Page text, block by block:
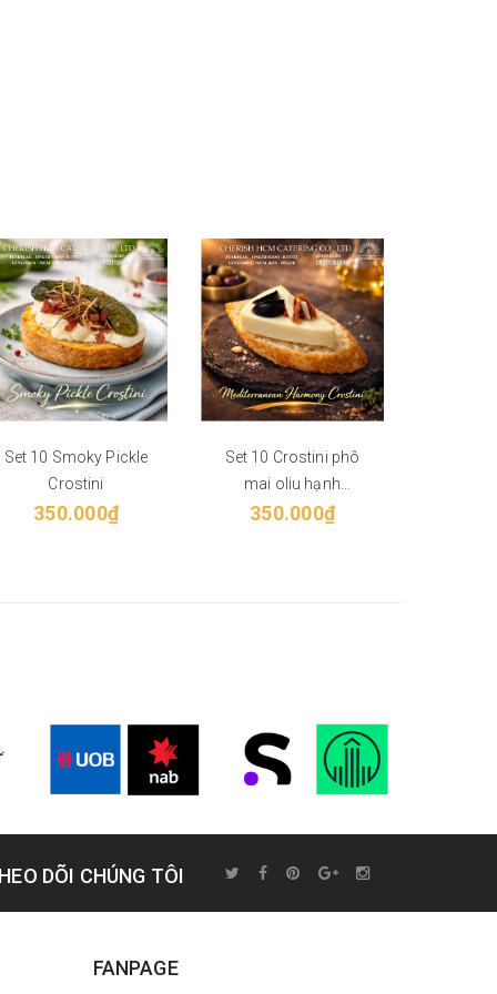
Set 10 Smoky Pickle
Crostini
350.000₫
Set 10 Crostini phô
mai oliu hạnh
nhân/Mediterranean
350.000₫
DÕI CHÚNG TÔI
FANPAGE